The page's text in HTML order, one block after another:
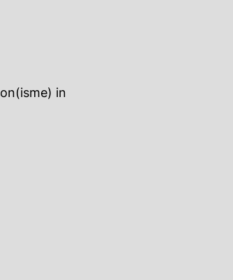
in